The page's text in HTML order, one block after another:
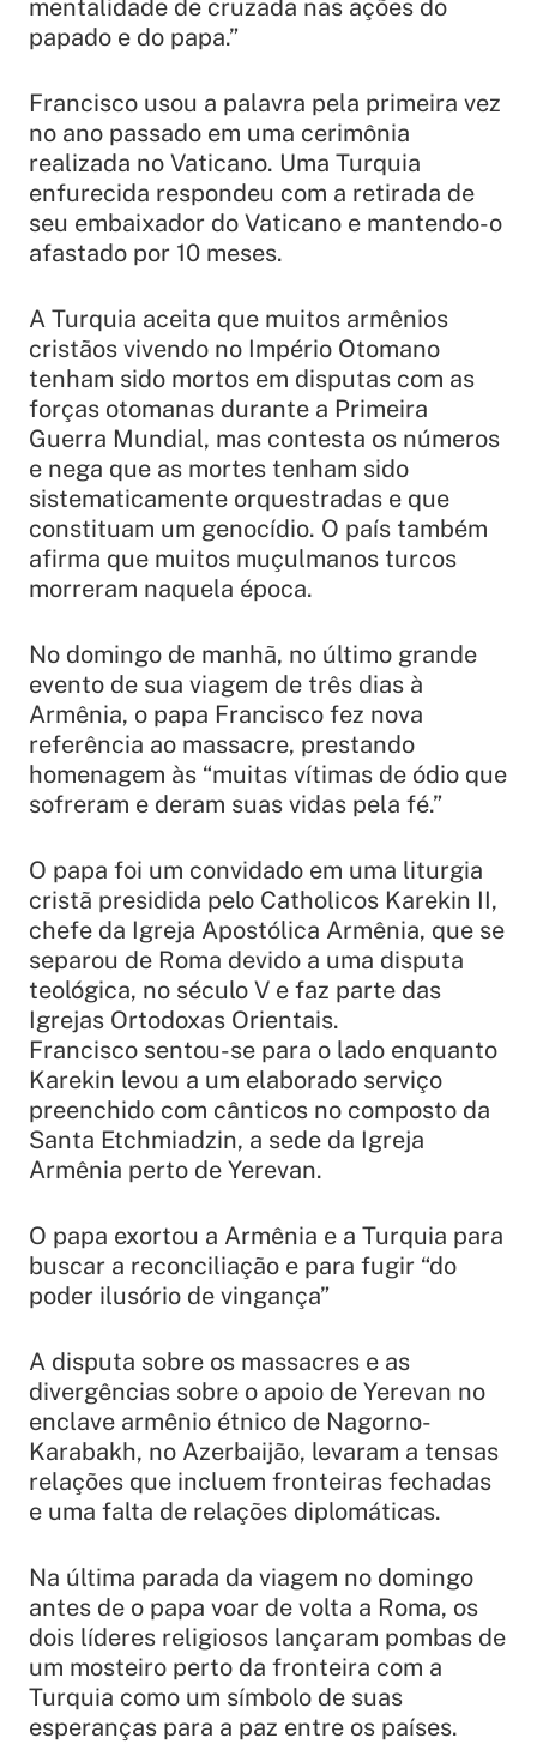
mentalidade de cruzada nas ações do
papado e do papa.”
Francisco usou a palavra pela primeira vez
no ano passado em uma cerimônia
realizada no Vaticano. Uma Turquia
enfurecida respondeu com a retirada de
seu embaixador do Vaticano e mantendo-o
afastado por 10 meses.
A Turquia aceita que muitos armênios
cristãos vivendo no Império Otomano
tenham sido mortos em disputas com as
forças otomanas durante a Primeira
Guerra Mundial, mas contesta os números
e nega que as mortes tenham sido
sistematicamente orquestradas e que
constituam um genocídio. O país também
afirma que muitos muçulmanos turcos
morreram naquela época.
No domingo de manhã, no último grande
evento de sua viagem de três dias à
Armênia, o papa Francisco fez nova
referência ao massacre, prestando
homenagem às “muitas vítimas de ódio que
sofreram e deram suas vidas pela fé.”
O papa foi um convidado em uma liturgia
cristã presidida pelo Catholicos Karekin II,
chefe da Igreja Apostólica Armênia, que se
separou de Roma devido a uma disputa
teológica, no século V e faz parte das
Igrejas Ortodoxas Orientais.
Francisco sentou-se para o lado enquanto
Karekin levou a um elaborado serviço
preenchido com cânticos no composto da
Santa Etchmiadzin, a sede da Igreja
Armênia perto de Yerevan.
O papa exortou a Armênia e a Turquia para
buscar a reconciliação e para fugir “do
poder ilusório de vingança”
A disputa sobre os massacres e as
divergências sobre o apoio de Yerevan no
enclave armênio étnico de Nagorno-
Karabakh, no Azerbaijão, levaram a tensas
relações que incluem fronteiras fechadas
e uma falta de relações diplomáticas.
Na última parada da viagem no domingo
antes de o papa voar de volta a Roma, os
dois líderes religiosos lançaram pombas de
um mosteiro perto da fronteira com a
Turquia como um símbolo de suas
esperanças para a paz entre os países.